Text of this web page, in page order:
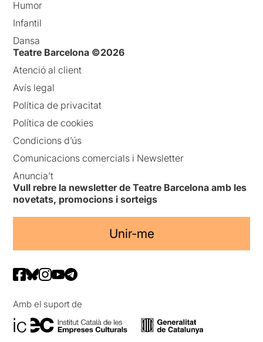
Humor
Infantil
Dansa
Teatre Barcelona ©2026
Atenció al client
Avís legal
Política de privacitat
Política de cookies
Condicions d’ús
Comunicacions comercials i Newsletter
Anuncia’t
Vull rebre la newsletter de Teatre Barcelona amb les
novetats, promocions i sorteigs
Unir-me
Amb el suport de